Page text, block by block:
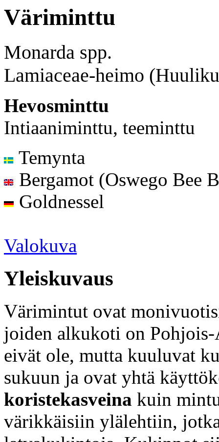
Väriminttu
Monarda spp.
Lamiaceae-heimo
Hevosminttu
Intiaaniminttu, teeminttu
Temynta
Bergamot (Oswego Bee
Goldnessel
Valokuva
Yleiskuvaus
Värimintut ovat
joiden alkukoti on
eivät ole, mutta kuuluvat
sukuun ja ovat yhtä
koristekasveina kuin
värikkäisiin ylälehtiin,